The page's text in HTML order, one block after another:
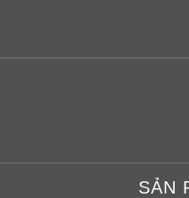
SẢN